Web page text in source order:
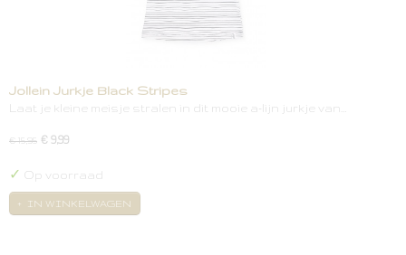
Jollein Jurkje Black Stripes
Laat je kleine meisje stralen in dit mooie a-lijn jurkje van…
€ 15,95 € 9,99
✓ Op voorraad
IN WINKELWAGEN